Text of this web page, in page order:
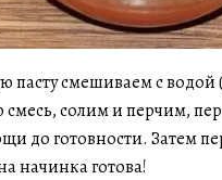
пасту смешиваем с водой
солим и перчим,
до готовности. Затем
начинка готова!